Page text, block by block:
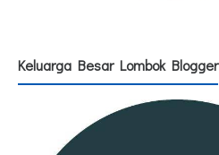
Keluarga Besar Lombok Blogger